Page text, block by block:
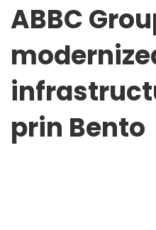
ABBC
Group
își
ABBC
prin Bento